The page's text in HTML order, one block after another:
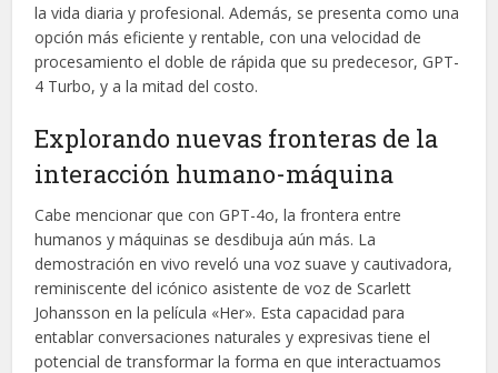
la vida diaria y profesional. Además, se presenta como una
opción más eficiente y rentable, con una velocidad de
procesamiento el doble de rápida que su predecesor, GPT-
4 Turbo, y a la mitad del costo.
Explorando nuevas fronteras de la
interacción humano-máquina
Cabe mencionar que con GPT-4o, la frontera entre
humanos y máquinas se desdibuja aún más. La
demostración en vivo reveló una voz suave y cautivadora,
reminiscente del icónico asistente de voz de Scarlett
Johansson en la película «Her». Esta capacidad para
entablar conversaciones naturales y expresivas tiene el
potencial de transformar la forma en que interactuamos